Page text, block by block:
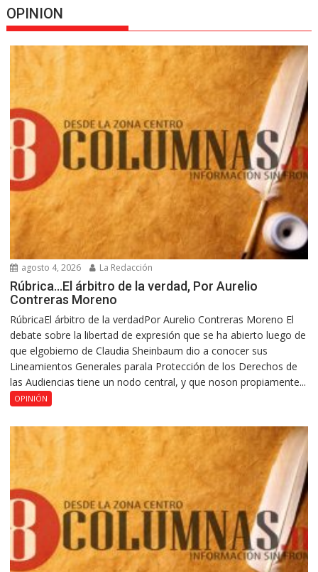
OPINION
agosto 4, 2026 La Redacción
Rúbrica…El árbitro de la verdad, Por Aurelio
Contreras Moreno
RúbricaEl árbitro de la verdadPor Aurelio Contreras Moreno El
debate sobre la libertad de expresión que se ha abierto luego de
que elgobierno de Claudia Sheinbaum dio a conocer sus
Lineamientos Generales parala Protección de los Derechos de
las Audiencias tiene un nodo central, y que noson propiamente...
OPINIÓN